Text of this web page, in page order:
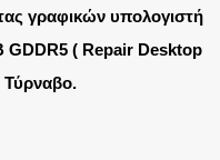
γραφικών υπολογιστή
GDDR5 ( Repair Desktop